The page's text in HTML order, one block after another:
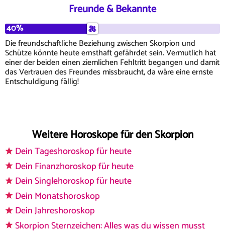
Freunde & Bekannte
40%
Die freundschaftliche Beziehung zwischen Skorpion und
Schütze könnte heute ernsthaft gefährdet sein. Vermutlich hat
einer der beiden einen ziemlichen Fehltritt begangen und damit
das Vertrauen des Freundes missbraucht, da wäre eine ernste
Entschuldigung fällig!
Weitere Horoskope für den Skorpion
Dein Tageshoroskop für heute
Dein Finanzhoroskop für heute
Dein Singlehoroskop für heute
Dein Monatshoroskop
Dein Jahreshoroskop
Skorpion Sternzeichen: Alles was du wissen musst